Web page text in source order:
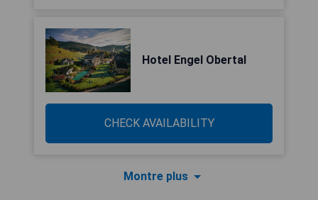
Hotel Engel Obertal
CHECK AVAILABILITY
Montre plus